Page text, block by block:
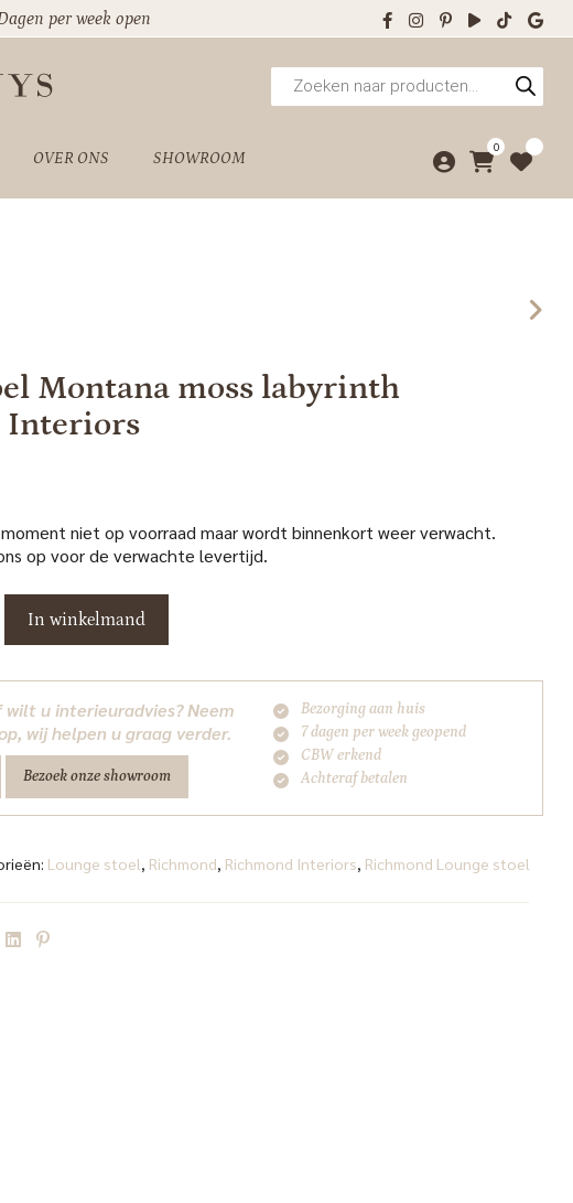
per week open
Producten
zoeken
OVER ONS SHOWROOM
0
Montana moss labyrinth
Interiors
niet op voorraad maar wordt binnenkort weer verwacht.
op voor de verwachte levertijd.
In winkelmand
u interieuradvies? Neem
wij helpen u graag verder.
Bezoek onze showroom
Bezorging aan huis
7 dagen per week geopend
CBW erkend
Achteraf betalen
Lounge stoel, Richmond, Richmond Interiors, Richmond Lounge stoel